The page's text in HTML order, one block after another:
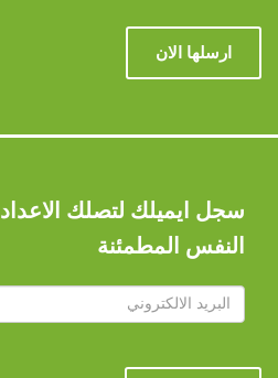
ارسلها الان
سجل ايميلك لتصلك
النفس المطمئنة